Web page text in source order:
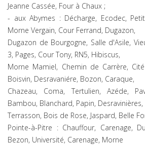
Jeanne Cassée, Four à Chaux ;
- aux Abymes : Décharge, Ecodec,
Morne Vergain, Cour Ferrand, Dugazon,
Dugazon de Bourgogne, Salle d'Asile,
3, Pages, Cour Tony, RN5, Hibiscus,
Morne Mamiel, Chemin de Carrère,
Boisvin, Desravaniére, Bozon, Caraque,
Chazeau, Coma, Tertulien, Azéde,
Bambou, Blanchard, Papin, Desravinières,
Terrasson, Bois de Rose, Jaspard, Belle
Pointe-à-Pitre : Chauffour, Carenage,
Bezon, Université, Carenage, Morne